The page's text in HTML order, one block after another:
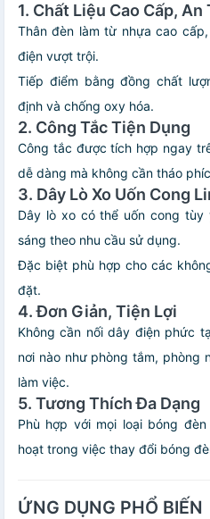
1. Chất Liệu Cao Cấp,
Thân đèn làm từ nhựa cao
điện vượt trội.
Tiếp điểm bằng đồng chất
định và chống oxy hóa.
2. Công Tắc Tiện Dụng
Công tắc được tích hợp ngay
dễ dàng mà không cần tháo
3. Dây Lò Xo Uốn Cong
Dây lò xo có thể uốn cong tùy
sáng theo nhu cầu sử dụng.
Đặc biệt phù hợp cho các
đặt.
4. Đơn Giản, Tiện Lợi
Không cần nối dây điện phức
nơi nào như phòng tắm, phòng
làm việc.
5. Tương Thích Đa Dạng
Phù hợp với mọi loại bóng
hoạt trong việc thay đổi bóng
ỨNG DỤNG PHỔ BIẾN